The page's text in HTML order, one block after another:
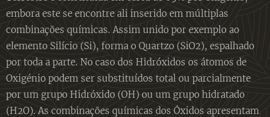
embora este se encontre ali inserido em múltiplas
combinações químicas. Assim unido por exemplo ao
elemento Silício (Si), forma o Quartzo (SiO2), espalhado
por toda a parte. No caso dos Hidróxidos os átomos de
Oxigénio podem ser substituídos total ou parcialmente
por um grupo Hidróxido (OH) ou um grupo hidratado
(H2O). As combinações químicas dos Óxidos apresentam